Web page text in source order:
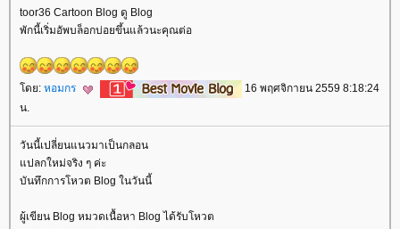
toor36 Cartoon Blog ดู Blog
พักนี้เริ่มอัพบล็อกบ่อยขึ้นแล้วนะคุณต่อ
ดย: หอมกร
16 พฤศจิกายน 2559 8:18:24
น.
วันนี้เปลี่ยนแนวมาเป็นกลอน
ปลกใหม่จริง ๆ ค่ะ
บันทึกการโหวต Blog ในวันนี้
ผู้เขียน Blog หมวดเนื้อหา Blog ได้รับโหวต